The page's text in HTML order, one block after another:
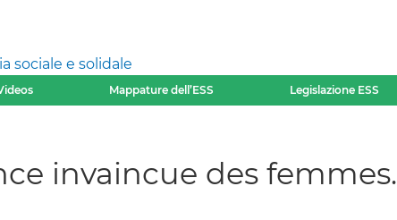
sociale e solidale
Mappature dell’ESS Legislazione ESS
invaincue des femmes.